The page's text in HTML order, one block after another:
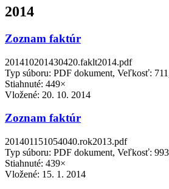
2014
Zoznam faktúr
201410201430420.faklt2014.pdf
Typ súboru: PDF dokument, Veľkosť:
Stiahnuté: 449×
Vložené: 20. 10. 2014
Zoznam faktúr
201401151054040.rok2013.pdf
Typ súboru: PDF dokument, Veľkosť:
Stiahnuté: 439×
Vložené: 15. 1. 2014